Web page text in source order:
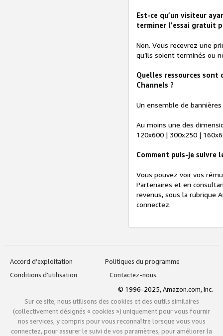
Est-ce qu’un visiteur
terminer l’essai gratuit
Non. Vous recevrez une
qu’ils soient terminés ou
Quelles ressources
Channels ?
Un ensemble de
Au moins une des
120x600 | 300x250 |
Comment puis-je suivre
Vous pouvez voir vos
Partenaires et en
revenus, sous la rubrique
connectez.
Accord d’exploitation
Politiques du programme
Conditions d’utilisation
Contactez-nous
© 1996-2025, Amazon.com, Inc.
Sur ce site, nous utilisons des cookies et des outils similaires
(collectivement désignés « cookies ») uniquement pour vous fournir
nos services, y compris pour vous reconnaître lorsque vous vous
connectez, pour assurer le suivi de vos paramètres, pour améliorer la